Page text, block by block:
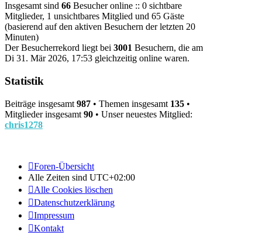
Insgesamt sind 66 Besucher online :: 0 sichtbare
Mitglieder, 1 unsichtbares Mitglied und 65 Gäste
(basierend auf den aktiven Besuchern der letzten 20
Minuten)
Der Besucherrekord liegt bei 3001 Besuchern, die am
Di 31. Mär 2026, 17:53 gleichzeitig online waren.
Statistik
Beiträge insgesamt 987 • Themen insgesamt 135 •
Mitglieder insgesamt 90 • Unser neuestes Mitglied:
chris1278
Foren-Übersicht
Alle Zeiten sind UTC+02:00
Alle Cookies löschen
Datenschutzerklärung
Impressum
Kontakt